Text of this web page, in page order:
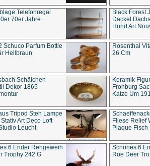
Telefonregal
70er Jahre
Black Forest
Dackel
Hund Art
Schuco Parfum Bottle
Hellbraun
Rosenthal
26 Cm
Schälchen
Dekor 1865
Keramik
Frohburg
Katze Um
Tripod Steh Lampe
Art Deco Loft
Leucht
Fliese Relief
Plaque Fisch
6 Ender Rehgeweih
Trophy 242 G
Schönes 6
Roe Deer